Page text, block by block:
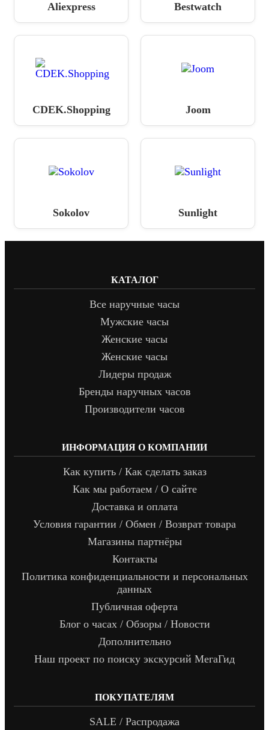
Aliexpress Bestwatch
CDEK.Shopping Joom
Sokolov Sunlight
КАТАЛОГ
Все наручные часы
Мужские часы
Женские часы
Женские часы
Лидеры продаж
Бренды наручных часов
Производители часов
ИНФОРМАЦИЯ О КОМПАНИИ
Как купить / Как сделать заказ
Как мы работаем / О сайте
Доставка и оплата
Условия гарантии / Обмен / Возврат товара
Магазины партнёры
Контакты
Политика конфиденциальности и персональных
данных
Публичная оферта
Блог о часах / Обзоры / Новости
Дополнительно
Наш проект по поиску экскурсий МегаГид
ПОКУПАТЕЛЯМ
SALE / Распродажа